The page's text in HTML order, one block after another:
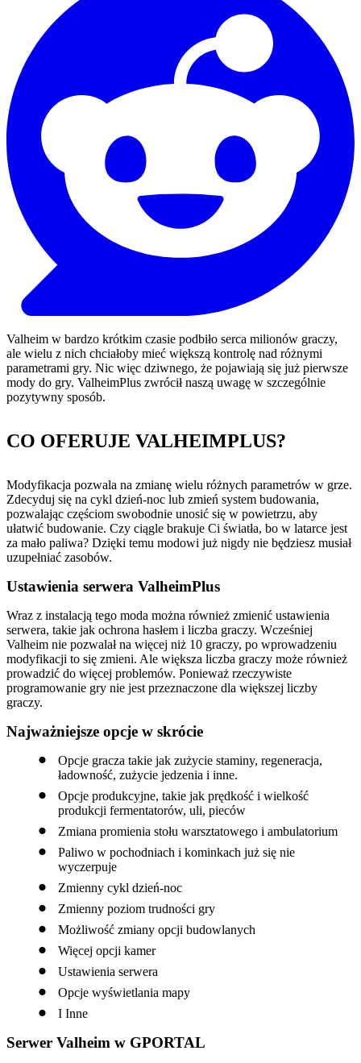
Valheim w bardzo krótkim czasie podbiło serca milionów graczy,
ale wielu z nich chciałoby mieć większą kontrolę nad różnymi
parametrami gry. Nic więc dziwnego, że pojawiają się już pierwsze
mody do gry. ValheimPlus zwrócił naszą uwagę w szczególnie
pozytywny sposób.
CO OFERUJE VALHEIMPLUS?
Modyfikacja pozwala na zmianę wielu różnych parametrów w grze.
Zdecyduj się na cykl dzień-noc lub zmień system budowania,
pozwalając częściom swobodnie unosić się w powietrzu, aby
ułatwić budowanie. Czy ciągle brakuje Ci światła, bo w latarce jest
za mało paliwa? Dzięki temu modowi już nigdy nie będziesz musiał
uzupełniać zasobów.
Ustawienia serwera ValheimPlus
Wraz z instalacją tego moda można również zmienić ustawienia
serwera, takie jak ochrona hasłem i liczba graczy. Wcześniej
Valheim nie pozwalał na więcej niż 10 graczy, po wprowadzeniu
modyfikacji to się zmieni. Ale większa liczba graczy może również
prowadzić do więcej problemów. Ponieważ rzeczywiste
programowanie gry nie jest przeznaczone dla większej liczby
graczy.
Najważniejsze opcje w skrócie
Opcje gracza takie jak zużycie staminy, regeneracja,
ładowność, zużycie jedzenia i inne.
Opcje produkcyjne, takie jak prędkość i wielkość
produkcji fermentatorów, uli, pieców
Zmiana promienia stołu warsztatowego i ambulatorium
Paliwo w pochodniach i kominkach już się nie
wyczerpuje
Zmienny cykl dzień-noc
Zmienny poziom trudności gry
Możliwość zmiany opcji budowlanych
Więcej opcji kamer
Ustawienia serwera
Opcje wyświetlania mapy
I Inne
Serwer Valheim w GPORTAL